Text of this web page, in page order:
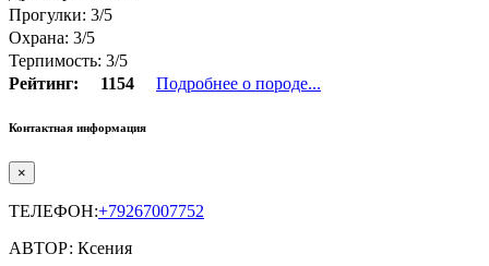
Прогулки: 3/5
Охрана: 3/5
Терпимость: 3/5
Рейтинг:
1154 Подробнее о породе...
Контактная информация
×
ТЕЛЕФОН:+79267007752
АВТОР: Ксения